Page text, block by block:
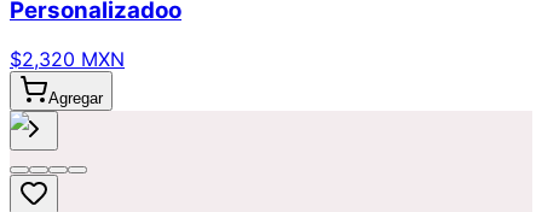
Personalizadoo
$2,320 MXN
Agregar